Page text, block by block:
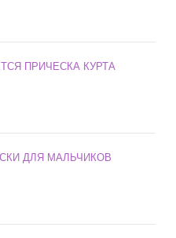
ПРИЧЕСКА КУРТА
ДЛЯ МАЛЬЧИКОВ